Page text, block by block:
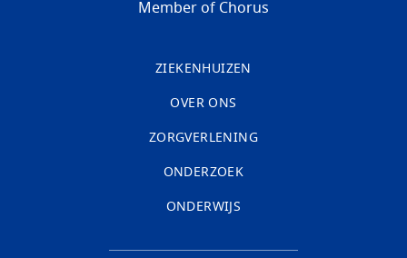
Member of Chorus
ZIEKENHUIZEN
OVER ONS
ZORGVERLENING
ONDERZOEK
ONDERWIJS